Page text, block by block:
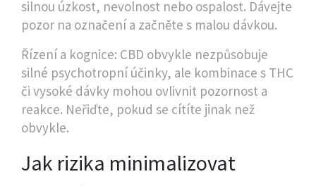
silnou úzkost, nevolnost nebo ospalost. Dávejte
pozor na označení a začněte s malou dávkou.
Řízení a kognice: CBD obvykle nezpůsobuje
silné psychotropní účinky, ale kombinace s THC
či vysoké dávky mohou ovlivnit pozornost a
reakce. Neřiďte, pokud se cítíte jinak než
obvykle.
Jak rizika minimalizovat